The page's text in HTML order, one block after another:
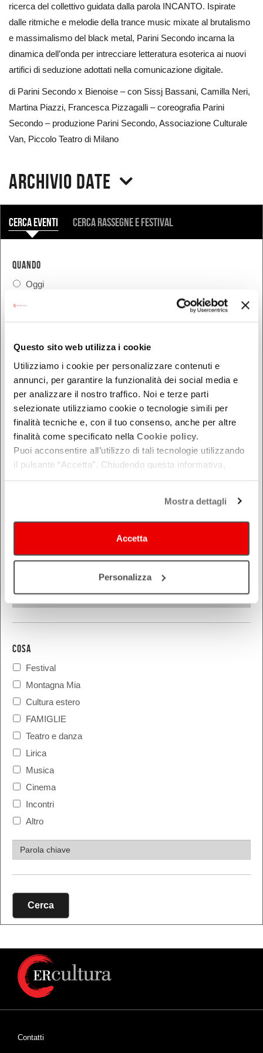
Questo sito web utilizza i cookie
Utilizziamo i cookie per personalizzare contenuti e
annunci, per garantire la funzionalità dei social media e
per analizzare il nostro traffico. Noi e terze parti
selezionate utilizziamo cookie o tecnologie simili per
finalità tecniche e, con il tuo consenso, anche per altre
finalità come specificato nella Cookie policy.
Puoi acconsentire all’utilizzo di tali tecnologie utilizzando
il pulsante “Accetta”. Chiudendo questa informativa,
Mostra dettagli
Accetta
Personalizza
ricerca del collettivo guidata dalla parola INCANTO. Ispirate
dalle ritmiche e melodie della trance music mixate al brutalismo
e massimalismo del black metal, Parini Secondo incarna la
dinamica dell’onda per intrecciare letteratura esoterica ai nuovi
artifici di seduzione adottati nella comunicazione digitale.
di Parini Secondo x Bienoise – con Sissj Bassani, Camilla Neri,
Martina Piazzi, Francesca Pizzagalli – coreografia Parini
Secondo – produzione Parini Secondo, Associazione Culturale
Van, Piccolo Teatro di Milano
Archivio date
COSA
Cerca eventi Cerca rassegne e festival
QUANDO
Oggi
DOVE
Bologna
Ferrara
Forlì-Cesena
Modena
COSA
Festival
Montagna Mia
Cultura estero
FAMIGLIE
Teatro e danza
Lirica
Musica
Cinema
Incontri
Altro
Cerca
Contatti